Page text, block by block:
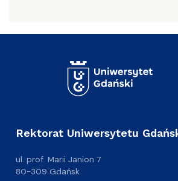
Rektorat Uniwersytetu
ul. prof. Marii Janion 7
80-309 Gdańsk